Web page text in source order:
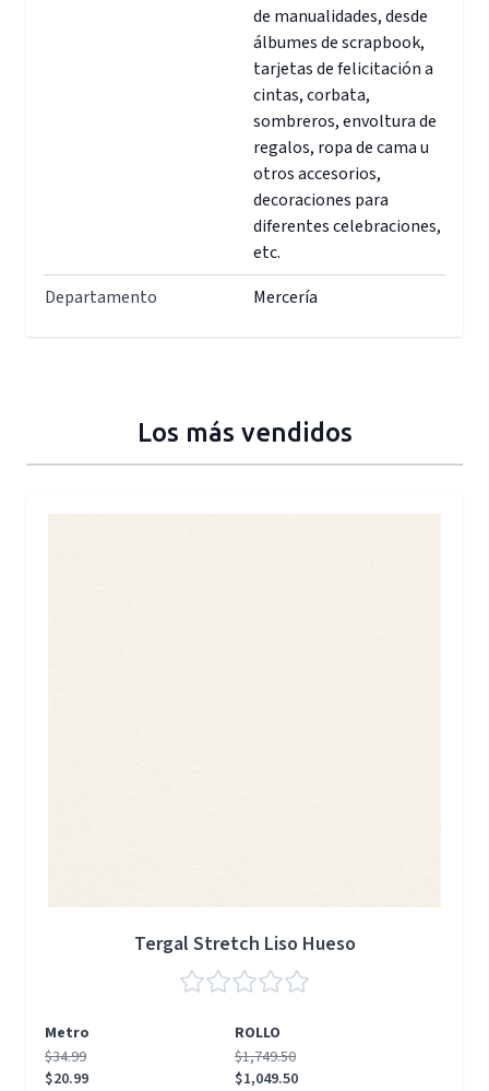
de manualidades, desde
álbumes de scrapbook,
tarjetas de felicitación a
cintas, corbata,
sombreros, envoltura de
regalos, ropa de cama u
otros accesorios,
decoraciones para
diferentes celebraciones,
etc.
Departamento
Mercería
Los más vendidos
Tergal Stretch Liso Hueso
Metro
ROLLO
$34.99
$20.99
$1,749.50
$1,049.50